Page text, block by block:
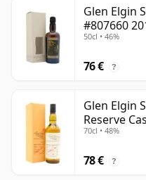
Glen Elgin
#807660
50cl • 46%
76 € ?
Glen Elgin
Reserve
70cl • 48%
78 € ?